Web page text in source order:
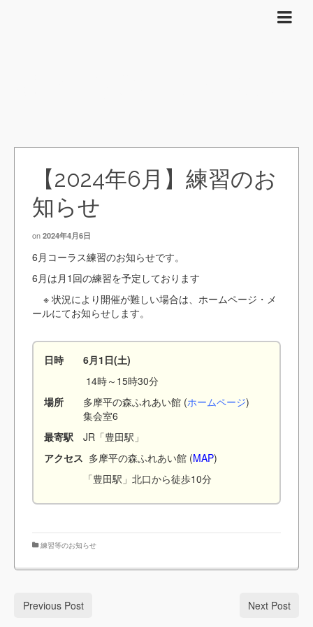
【2024年6月】練習のお
知らせ
on 2024年4月6日
6月コーラス練習のお知らせです。
6月は月1回の練習を予定しております
※ 状況により開催が難しい場合は、ホームページ・メ
ールにてお知らせします。
日時 6月1日(土)
14時～15時30分
場所 多摩平の森ふれあい館 (ホームページ)
集会室6
最寄駅 JR「豊田駅」
アクセス 多摩平の森ふれあい館 (MAP)
「豊田駅」北口から徒歩10分
練習等のお知らせ
Previous Post Next Post